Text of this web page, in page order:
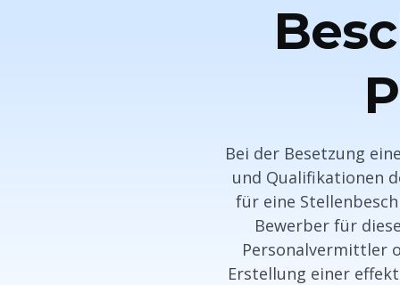
Bei der Besetzung
und Qualifikationen
für eine
Bewerber für
Personalvermittler
Erstellung einer